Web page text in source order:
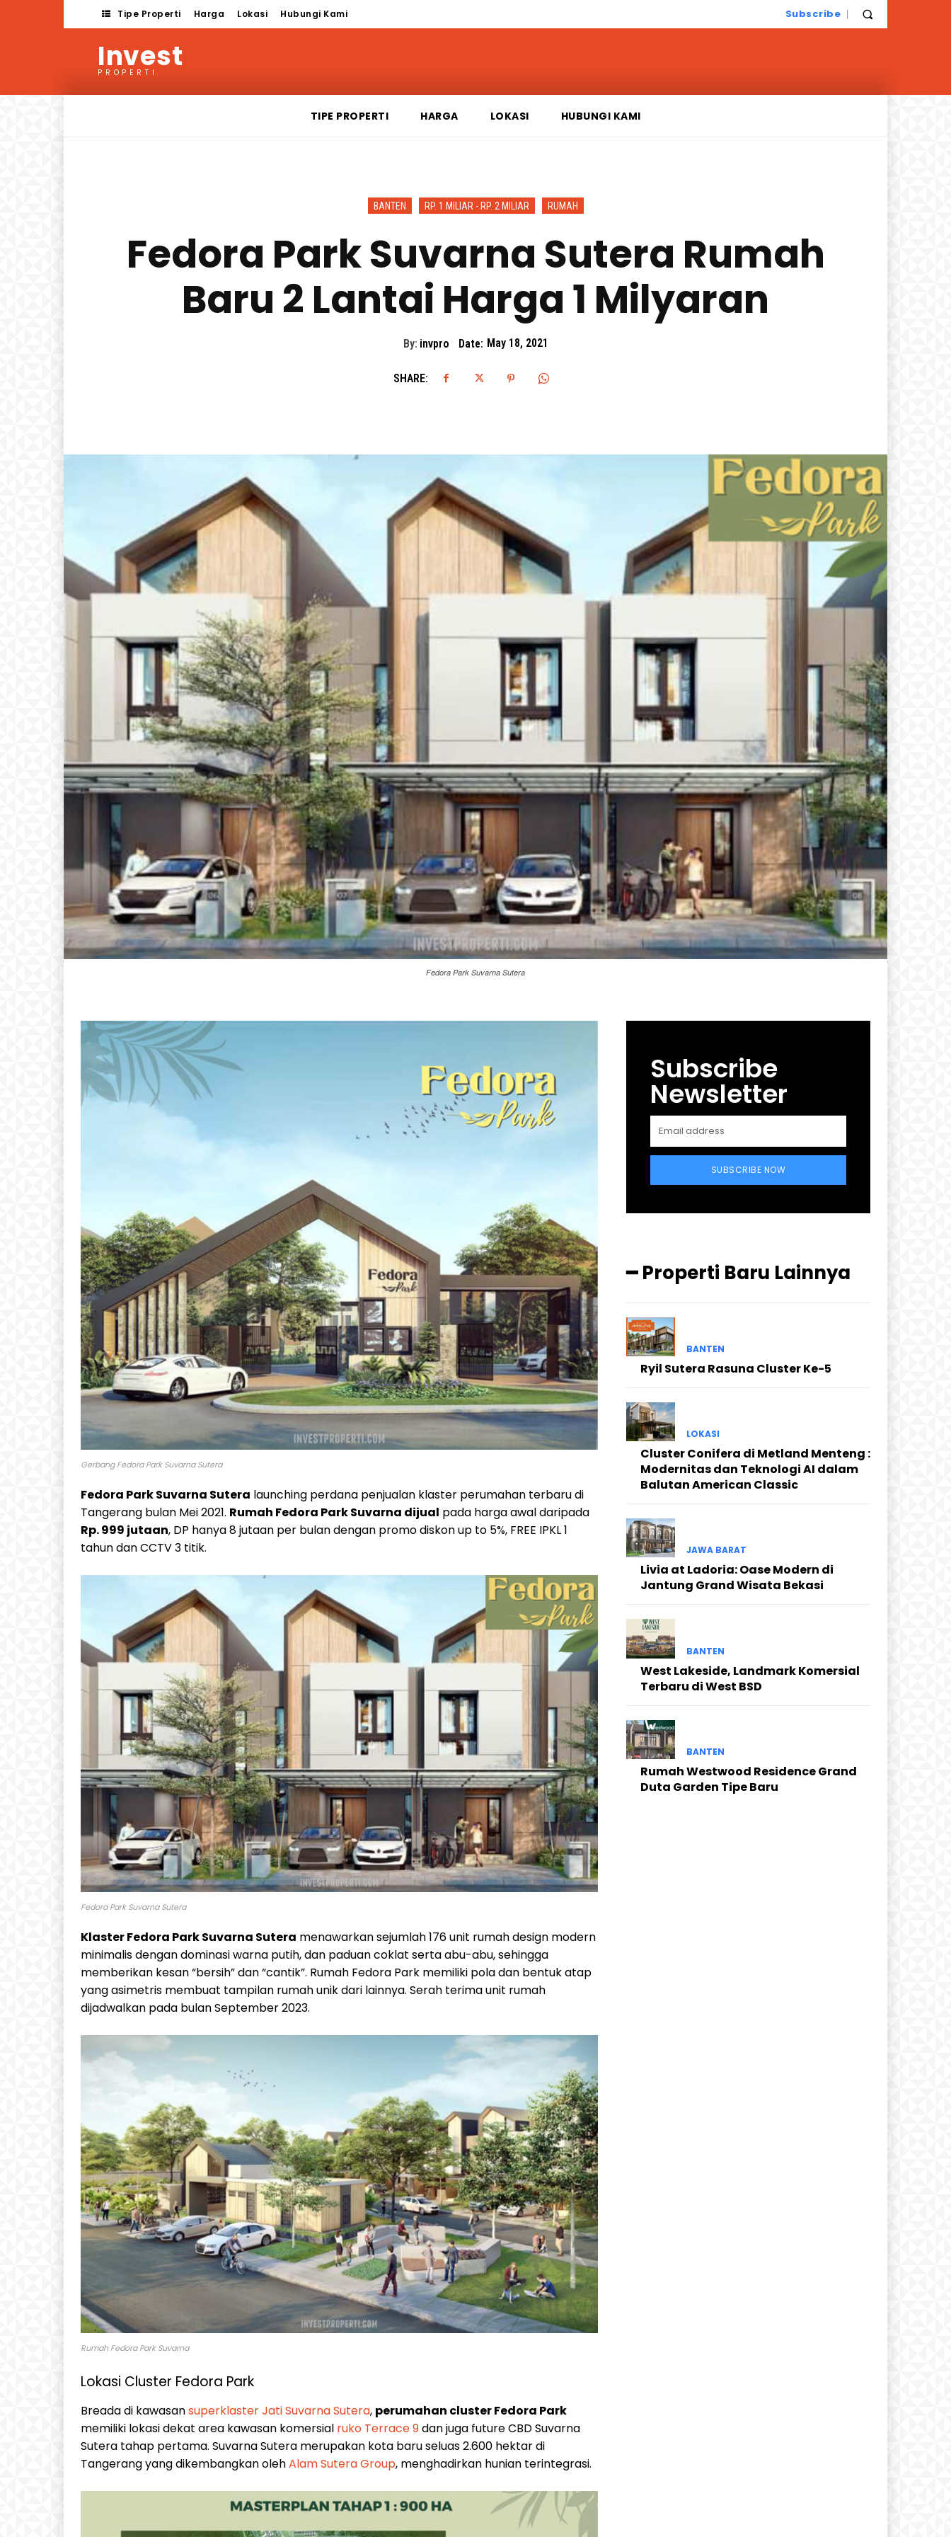
Tipe Properti Harga Lokasi Hubungi Kami Subscribe
Invest
PROPERTI
TIPE PROPERTI HARGA LOKASI HUBUNGI KAMI
BANTEN RP. 1 MILIAR - RP. 2 MILIAR RUMAH
Fedora Park Suvarna Sutera Rumah
Baru 2 Lantai Harga 1 Milyaran
By: invpro Date: May 18, 2021
SHARE:
Fedora Park Suvarna Sutera
Gerbang Fedora Park Suvarna Sutera
Fedora Park Suvarna Sutera launching perdana penjualan klaster perumahan terbaru di
Tangerang bulan Mei 2021. Rumah Fedora Park Suvarna dijual pada harga awal daripada
Rp. 999 jutaan, DP hanya 8 jutaan per bulan dengan promo diskon up to 5%, FREE IPKL 1
tahun dan CCTV 3 titik.
Fedora Park Suvarna Sutera
Klaster Fedora Park Suvarna Sutera menawarkan sejumlah 176 unit rumah design modern
minimalis dengan dominasi warna putih, dan paduan coklat serta abu-abu, sehingga
memberikan kesan “bersih” dan “cantik”. Rumah Fedora Park memiliki pola dan bentuk atap
yang asimetris membuat tampilan rumah unik dari lainnya. Serah terima unit rumah
dijadwalkan pada bulan September 2023.
Rumah Fedora Park Suvarna
Lokasi Cluster Fedora Park
Breada di kawasansuperklaster Jati Suvarna Sutera, perumahan cluster Fedora Park
memiliki lokasi dekat area kawasan komersial ruko Terrace 9dan juga future CBD Suvarna
Sutera tahap pertama. Suvarna Sutera merupakan kota baru seluas 2.600 hektar di
Tangerang yang dikembangkan olehAlam Sutera Group, menghadirkan hunian terintegrasi.
Subscribe
Newsletter
SUBSCRIBE NOW
━ Properti Baru Lainnya
BANTEN
Ryil Sutera Rasuna Cluster Ke-5
LOKASI
Cluster Conifera di Metland Menteng :
Modernitas dan Teknologi AI dalam
Balutan American Classic
JAWA BARAT
Livia at Ladoria: Oase Modern di
Jantung Grand Wisata Bekasi
BANTEN
West Lakeside, Landmark Komersial
Terbaru di West BSD
BANTEN
Rumah Westwood Residence Grand
Duta Garden Tipe Baru